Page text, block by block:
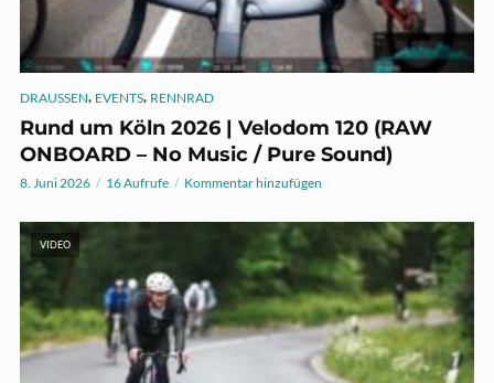
DRAUSSEN, EVENTS, RENNRAD
Rund um Köln 2026 | Velodom 120 (RAW
ONBOARD – No Music / Pure Sound)
8. Juni 2026 16 Aufrufe Kommentar hinzufügen
VIDEO